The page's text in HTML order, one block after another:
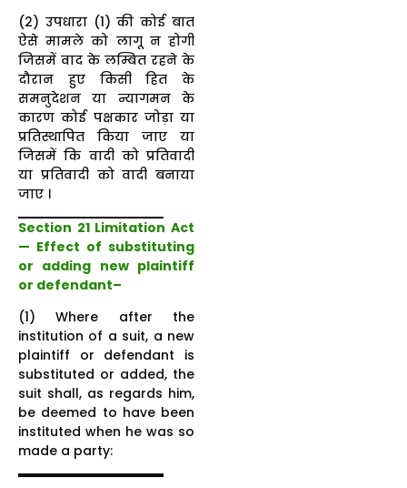
(2) उपधारा (1) की कोई बात
ऐसे मामले को लागू न होगी
जिसमें वाद के लम्बित रहने के
दौरान हुए किसी हित के
समनुदेशन या न्यागमन के
कारण कोई पक्षकार जोड़ा या
प्रतिस्थापित किया जाए या
जिसमें कि वादी को प्रतिवादी
या प्रतिवादी को वादी बनाया
जाए ।
Section 21 Limitation Act
— Effect of substituting
or adding new plaintiff
or defendant–
(1) Where after the
institution of a suit, a new
plaintiff or defendant is
substituted or added, the
suit shall, as regards him,
be deemed to have been
instituted when he was so
made a party: